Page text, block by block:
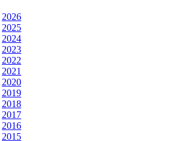
2026
2025
2024
2023
2022
2021
2020
2019
2018
2017
2016
2015